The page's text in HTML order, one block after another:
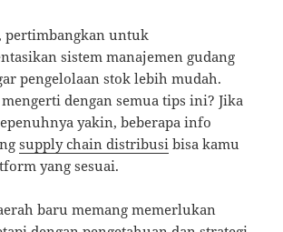
pertimbangkan untuk
sistem manajemen gudang
pengelolaan stok lebih mudah.
dengan semua tips ini? Jika
yakin, beberapa info
supply chain distribusi bisa kamu
yang sesuai.
baru memang memerlukan